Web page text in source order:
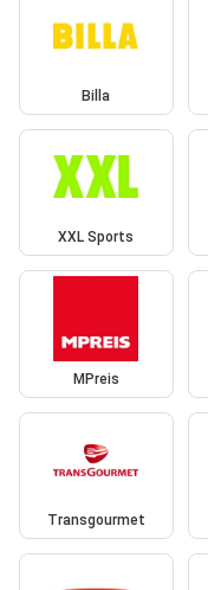
Billa
XXL Sports
MPreis
Transgourmet